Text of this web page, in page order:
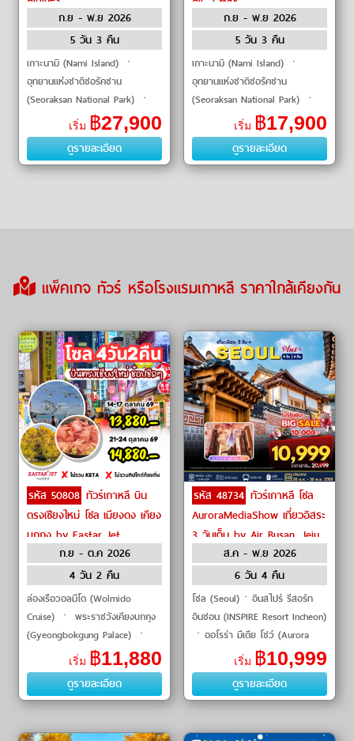
ก.ย - พ.ย 2026
5 วัน 3 คืน
เกาะนามิ (Nami Island) ㆍ
อุทยานแห่งชาติซอรัคซาน
(Seoraksan National Park) ㆍ
เอเวอร์แลนด์ (Everland) ㆍ
พระราชวังเคียงบกกุง
(Gyeongbokgung Palace) ㆍ
ซกโซไนท�
เริ่ม ฿27,900
ดูรายละเอียด
ก.ย - พ.ย 2026
5 วัน 3 คืน
เกาะนามิ (Nami Island) ㆍ
อุทยานแห่งชาติซอรัคซาน
(Seoraksan National Park) ㆍ
เอเวอร์แลนด์ (Everland) ㆍ
พระราชวังเคียงบกกุง
(Gyeongbokgung Palace) ㆍ
ฮงแดวอร�
เริ่ม ฿17,900
ดูรายละเอียด
แพ็คเกจ ทัวร์ หรือโรงแรมเกาหลี ราคาใกล้เคียงกัน
รหัส 50808 ทัวร์เกาหลี บิน
ตรงเชียงใหม่ โซล เมียงดง เคียง
บกกุง by Eastar Jet
ก.ย - ต.ค 2026
4 วัน 2 คืน
ล่องเรือวอลมีโด (Wolmido
Cruise) ㆍ พระราชวังเคียงบกกุง
(Gyeongbokgung Palace) ㆍ
ตลาดเมียงดง (Myeongdong
Market) ㆍ พิพิธภัณฑ์สาหร่าย
(Seaweed Museum) ㆍ ใส่ชุ�
เริ่ม ฿11,880
ดูรายละเอียด
รหัส 48734 ทัวร์เกาหลี โซล
AuroraMediaShow เที่ยวอิสระ
3 วันเต็ม by Air Busan, Jeju
ส.ค - พ.ย 2026
6 วัน 4 คืน
โซล (Seoul)ㆍอินสไปร์ รีสอร์ท
อินชอน (INSPIRE Resort Incheon)
ㆍออโรร่า มีเดีย โชว์ (Aurora
Media Show)ㆍศูนย์รวมเครื่อง
สำอาง (Cosmetic Center)ㆍศูนย์
โสมเก
เริ่ม ฿10,999
ดูรายละเอียด